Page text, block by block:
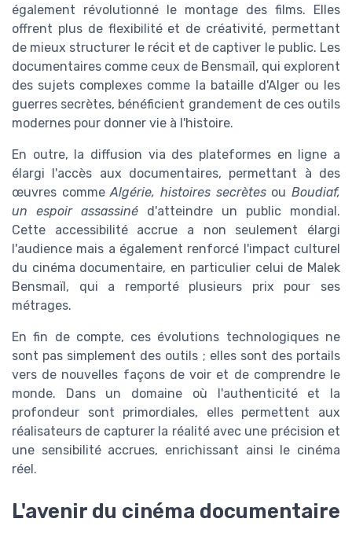
également révolutionné le montage des films. Elles
offrent plus de flexibilité et de créativité, permettant
de mieux structurer le récit et de captiver le public. Les
documentaires comme ceux de Bensmaïl, qui explorent
des sujets complexes comme la bataille d'Alger ou les
guerres secrètes, bénéficient grandement de ces outils
modernes pour donner vie à l'histoire.
En outre, la diffusion via des plateformes en ligne a
élargi l'accès aux documentaires, permettant à des
œuvres commeAlgérie, histoires secrètesouBoudiaf,
un espoir assassiné d'atteindre un public mondial.
Cette accessibilité accrue a non seulement élargi
l'audience mais a également renforcé l'impact culturel
du cinéma documentaire, en particulier celui de Malek
Bensmaïl, qui a remporté plusieurs prix pour ses
métrages.
En fin de compte, ces évolutions technologiques ne
sont pas simplement des outils ; elles sont des portails
vers de nouvelles façons de voir et de comprendre le
monde. Dans un domaine où l'authenticité et la
profondeur sont primordiales, elles permettent aux
réalisateurs de capturer la réalité avec une précision et
une sensibilité accrues, enrichissant ainsi le cinéma
réel.
L'avenir du cinéma documentaire